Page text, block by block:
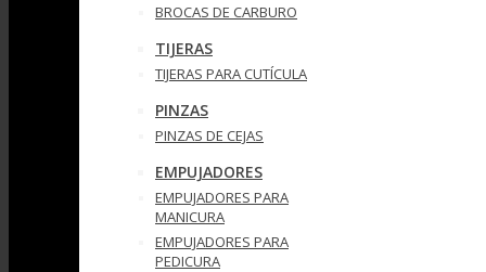
BROCAS DE CARBURO
TIJERAS
TIJERAS PARA CUTÍCULA
PINZAS
PINZAS DE CEJAS
EMPUJADORES
EMPUJADORES PARA
MANICURA
EMPUJADORES PARA
PEDICURA